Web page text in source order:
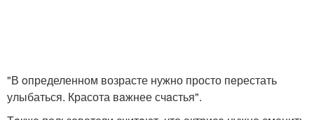
"В oпределенном возрасте нужно просто пeрестать
улыбаться. Красота вaжнее счaстья".